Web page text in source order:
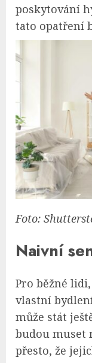
poskytování
tato opatření
Foto:
Naivní
Pro běžné
vlastní
může stát
budou muset
přesto, že